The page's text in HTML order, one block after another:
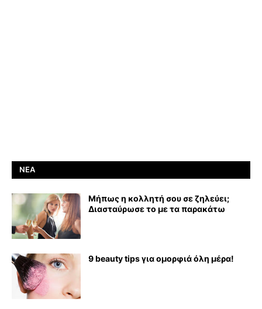
ΝΈΑ
Μήπως η κολλητή σου σε ζηλεύει;
Διασταύρωσε το με τα παρακάτω
9 beauty tips για ομορφιά όλη μέρα!